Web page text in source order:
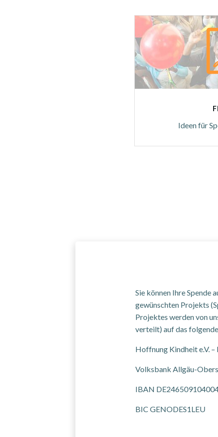
Ideen für
Sie können Ihre Spende
gewünschten Projekts
Projektes werden von
verteilt) auf das
Hoffnung Kindheit e.V. –
Volksbank Allgäu-
IBAN
BIC GENODES1LEU